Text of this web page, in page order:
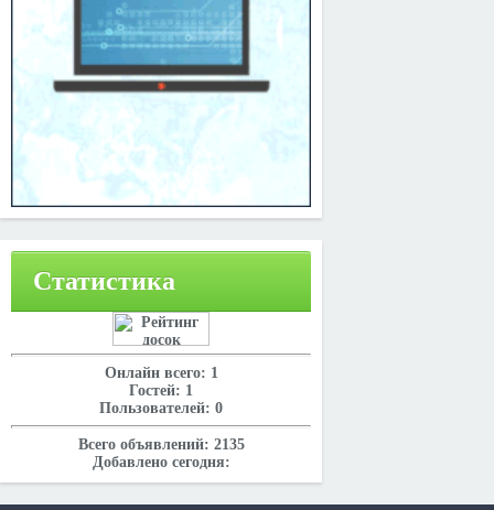
Статистика
Онлайн всего: 1
Гостей: 1
Пользователей: 0
Всего объявлений: 2135
Добавлено сегодня: